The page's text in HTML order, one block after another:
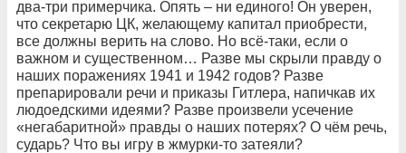
два-три примерчика. Опять – ни единого! Он уверен,
что секретарю ЦК, желающему капитал приобрести,
все должны верить на слово. Но всё-таки, если о
важном и существенном… Разве мы скрыли правду о
наших поражениях 1941 и 1942 годов? Разве
препарировали речи и приказы Гитлера, напичкав их
людоедскими идеями? Разве произвели усечение
«негабаритной» правды о наших потерях? О чём речь,
сударь? Что вы игру в жмурки-то затеяли?